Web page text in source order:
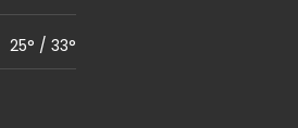
25° / 33°